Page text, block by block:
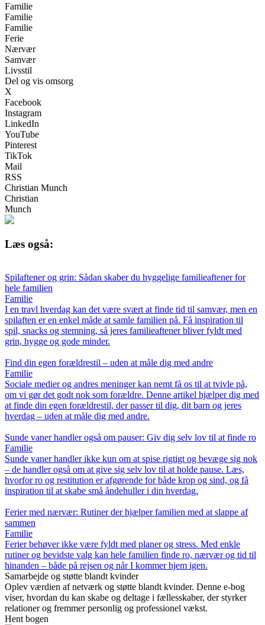
Familie
Familie
Familie
Ferie
Nærvær
Samvær
Livsstil
Del og vis omsorg
X
Facebook
Instagram
LinkedIn
YouTube
Pinterest
TikTok
Mail
RSS
Christian Munch
Christian
Munch
Læs også:
Spilaftener og grin: Sådan skaber du hyggelige familieaftener for
hele familien
Familie
I en travl hverdag kan det være svært at finde tid til samvær, men en
spilaften er en enkel måde at samle familien på. Få inspiration til
spil, snacks og stemning, så jeres familieaftener bliver fyldt med
grin, hygge og gode minder.
Find din egen forældrestil – uden at måle dig med andre
Familie
Sociale medier og andres meninger kan nemt få os til at tvivle på,
om vi gør det godt nok som forældre. Denne artikel hjælper dig med
at finde din egen forældrestil, der passer til dig, dit barn og jeres
hverdag – uden at måle dig med andre.
Sunde vaner handler også om pauser: Giv dig selv lov til at finde ro
Familie
Sunde vaner handler ikke kun om at spise rigtigt og bevæge sig nok
– de handler også om at give sig selv lov til at holde pause. Læs,
hvorfor ro og restitution er afgørende for både krop og sind, og få
inspiration til at skabe små åndehuller i din hverdag.
Ferier med nærvær: Rutiner der hjælper familien med at slappe af
sammen
Familie
Ferier behøver ikke være fyldt med planer og stress. Med enkle
rutiner og bevidste valg kan hele familien finde ro, nærvær og tid til
hinanden – både på rejsen og når I kommer hjem igen.
Samarbejde og støtte blandt kvinder
Oplev værdien af netværk og støtte blandt kvinder. Denne e-bog
viser, hvordan du kan skabe og deltage i fællesskaber, der styrker
relationer og fremmer personlig og professionel vækst.
Hent bogen